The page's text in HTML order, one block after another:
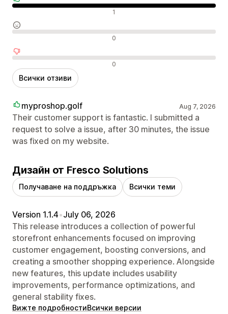
Положителни отзиви 1
Неутрални отзиви 0
Отрицателни отзиви 0
Всички отзиви
myproshop.golf Aug 7, 2026
Their customer support is fantastic. I submitted a
request to solve a issue, after 30 minutes, the issue
was fixed on my website.
Дизайн от Fresco Solutions
Получаване на поддръжка Всички теми
Version 1.1.4•July 06, 2026
This release introduces a collection of powerful
storefront enhancements focused on improving
customer engagement, boosting conversions, and
creating a smoother shopping experience. Alongside
new features, this update includes usability
improvements, performance optimizations, and
general stability fixes.
Вижте подробностиВсички версии